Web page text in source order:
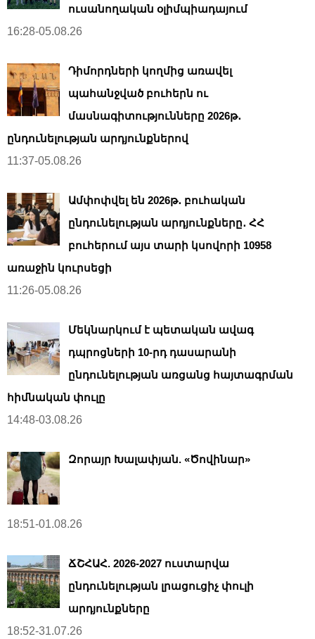
ուսանողական օլիմպիադայում
16:28-05.08.26
Դիմորդների կողմից առավել
պահանջված բուհերն ու
մասնագիտությունները 2026թ․
ընդունելության արդյունքներով
11:37-05.08.26
Ամփոփվել են 2026թ․ բուհական
ընդունելության արդյունքները․ ՀՀ
բուհերում այս տարի կսովորի 10958
առաջին կուրսեցի
11:26-05.08.26
Մեկնարկում է պետական ավագ
դպրոցների 10-րդ դասարանի
ընդունելության առցանց հայտագրման
հիմնական փուլը
14:48-03.08.26
Զորայր Խալափյան. «Ծովինար»
18:51-01.08.26
ՃՇՀԱՀ. 2026-2027 ուստարվա
ընդունելության լրացուցիչ փուլի
արդյունքները
18:52-31.07.26